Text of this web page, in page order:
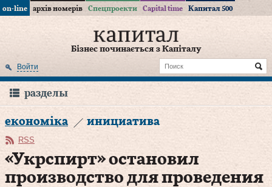
on-line архів номерів Спецпроекти Capital time Капитал 500
Бізнес починається з Капіталу
Войти
разделы
економіка инициатива
RSS
«Укрспирт» остановил
производство для проведения